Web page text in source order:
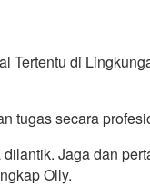
di
tugas secara
Jaga dan
Olly.